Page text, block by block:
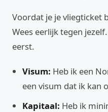
Voordat je je vliegticket
Wees eerlijk tegen
eerst.
Visum: Heb ik een
een visum dat ik kan
Kapitaal: Heb ik